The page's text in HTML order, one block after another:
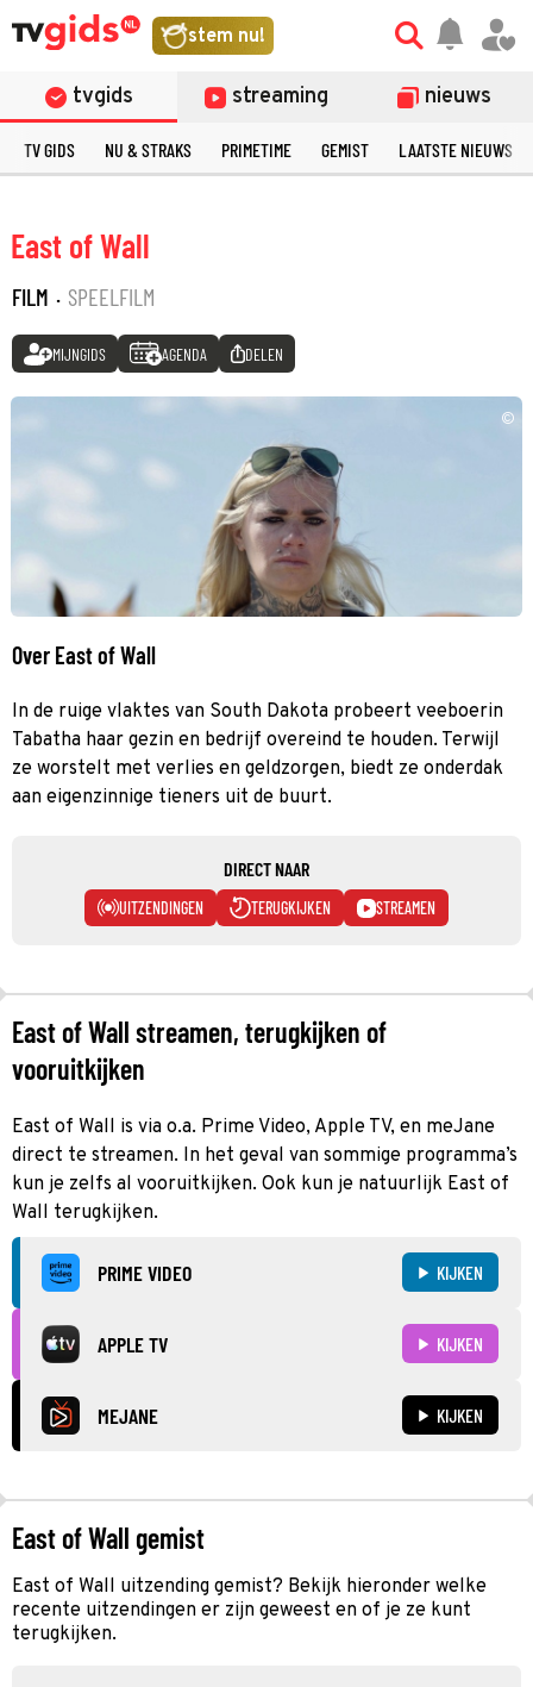
stem nu!
tvgids streaming nieuws
TV GIDS NU & STRAKS PRIMETIME GEMIST LAATSTE NIEUWS
East of Wall
FILM · SPEELFILM
MIJNGIDS AGENDA DELEN
©
Over East of Wall
In de ruige vlaktes van South Dakota probeert veeboerin
Tabatha haar gezin en bedrijf overeind te houden. Terwijl
ze worstelt met verlies en geldzorgen, biedt ze onderdak
aan eigenzinnige tieners uit de buurt.
DIRECT NAAR
UITZENDINGEN TERUGKIJKEN STREAMEN
East of Wall streamen, terugkijken of
vooruitkijken
East of Wall is via o.a. Prime Video, Apple TV, en meJane
direct te streamen. In het geval van sommige programma’s
kun je zelfs al vooruitkijken. Ook kun je natuurlijk East of
Wall terugkijken.
PRIME VIDEO KIJKEN
APPLE TV KIJKEN
MEJANE KIJKEN
East of Wall gemist
East of Wall uitzending gemist? Bekijk hieronder welke
recente uitzendingen er zijn geweest en of je ze kunt
terugkijken.